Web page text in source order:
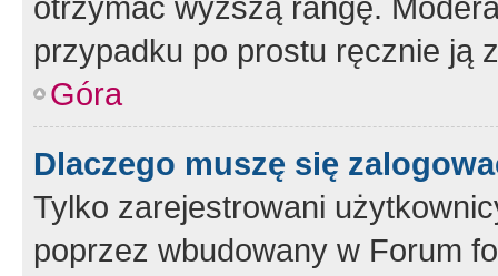
przypadku po prostu ręcznie ją
Góra
Dlaczego muszę się
Tylko zarejestrowani
poprzez wbudowany w Forum